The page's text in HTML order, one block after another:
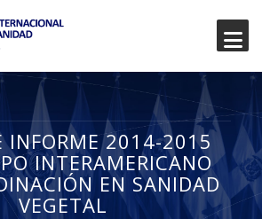
INFORME 2014-2015
INTERAMERICANO
EN SANIDAD
VEGETAL